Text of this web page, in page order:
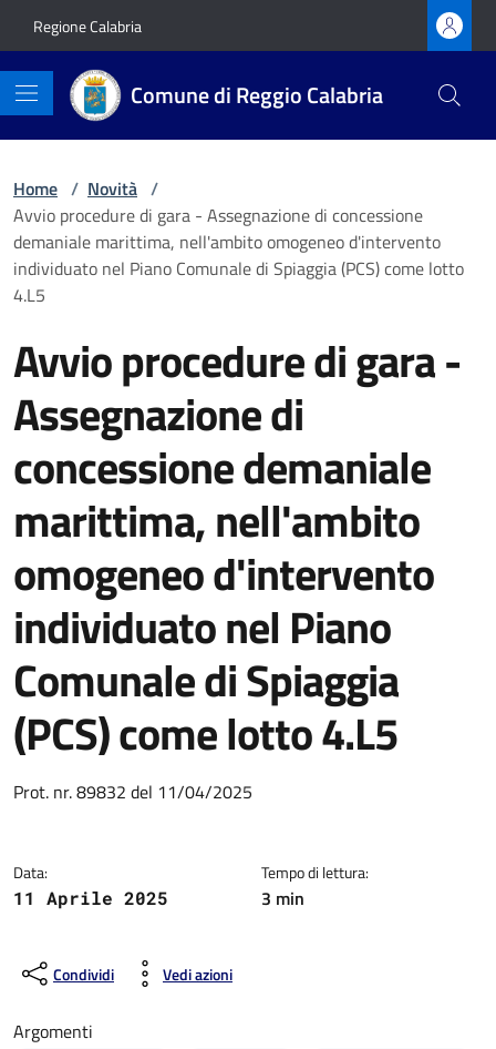
Regione Calabria
Comune di Reggio Calabria
Home / Novità /
Avvio procedure di gara - Assegnazione di concessione
demaniale marittima, nell'ambito omogeneo d'intervento
individuato nel Piano Comunale di Spiaggia (PCS) come lotto
4.L5
Avvio procedure di gara -
Assegnazione di
concessione demaniale
marittima, nell'ambito
omogeneo d'intervento
individuato nel Piano
Comunale di Spiaggia
(PCS) come lotto 4.L5
Dettagli della notizia
Prot. nr. 89832 del 11/04/2025
Data:
11 Aprile 2025
Tempo di lettura:
3 min
Condividi Vedi azioni
Argomenti